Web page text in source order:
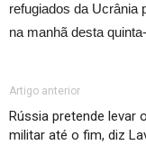
refugiados da Ucrânia
na manhã desta
Artigo anterior
Rússia pretende levar
militar até o fim, diz